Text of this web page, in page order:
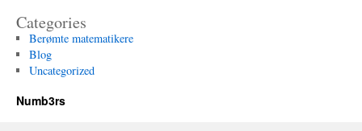
Categories
Berømte matematikere
Blog
Uncategorized
Numb3rs